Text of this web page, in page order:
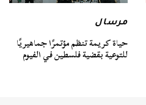
مرسال
حياة كريمة تنظم مؤتمرًا جماهيريًا
للتوعية بقضية فلسطين في الفيوم